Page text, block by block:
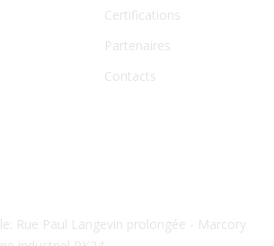
Certifications
Partenaires
Contacts
Rue Paul Langevin prolongée - Marcory